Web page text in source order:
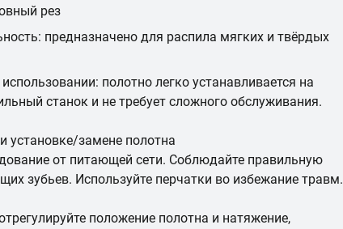
рез
предназначено для распила мягких и твёрдых
полотно легко устанавливается на
станок и не требует сложного обслуживания.
установке/замене полотна
от питающей сети. Соблюдайте правильную
зубьев. Используйте перчатки во избежание травм.
положение полотна и натяжение,